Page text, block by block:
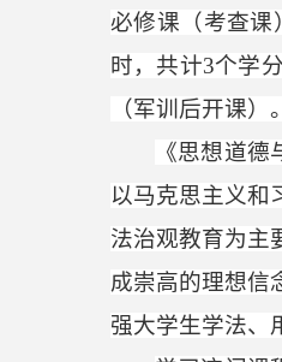
必修课（考查
时，共计3个学
（军训后开课）
《思想道
以马克思主义和
法治观教育为主
成崇高的理想信
强大学生学法、